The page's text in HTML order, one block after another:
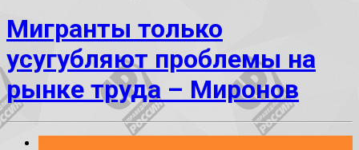
Мигранты только
усугубляют проблемы на
рынке труда – Миронов